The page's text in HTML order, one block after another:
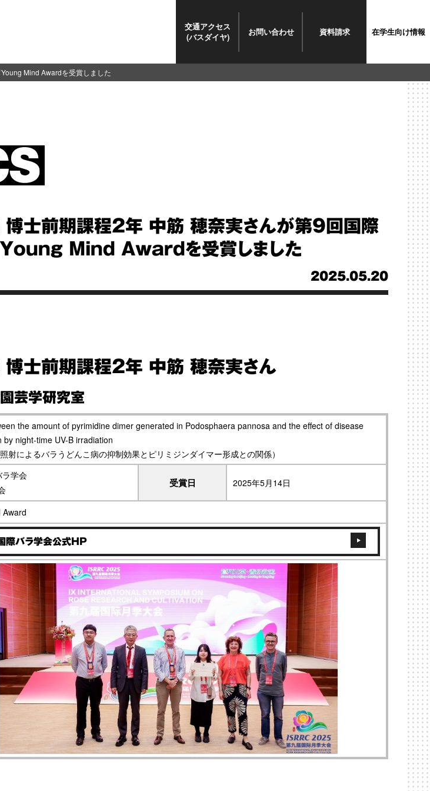
交通アクセス
(バスダイヤ)
お問い合わせ 資料請求 在学生向け情報
Mind Awardを受賞しました
博士前期課程2年 中筋 穂奈実さんが第9回国際
Young Mind Awardを受賞しました
2025.05.20
博士前期課程2年 中筋 穂奈実さん
芸学研究室
the amount of pyrimidine dimer generated in Podosphaera pannosa and the effect of disease
by night-time UV-B irradiation
照射によるバラうどんこ病の抑制効果とピリミジンダイマー形成との関係）
ラ学会
受賞日 2025年5月14日
Award
際バラ学会公式HP